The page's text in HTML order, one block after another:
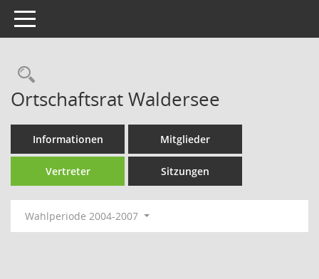
Toggle navigation
Rechercheauswahl
Ortschaftsrat Waldersee
Informationen Mitglieder
Vertreter Sitzungen
Wahlperiode 2004-2007